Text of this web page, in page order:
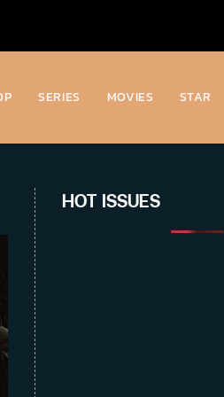
SERIES MOVIES STAR
HOT ISSUES